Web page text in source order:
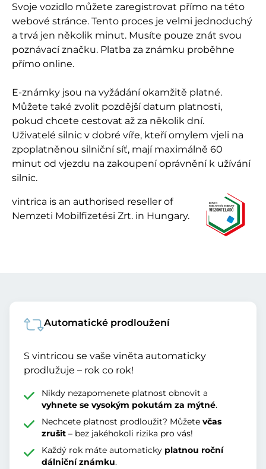
Svoje vozidlo můžete zaregistrovat přímo na této
webové stránce. Tento proces je velmi jednoduchý
a trvá jen několik minut. Musíte pouze znát svou
poznávací značku. Platba za známku proběhne
přímo online.
E-známky jsou na vyžádání okamžitě platné.
Můžete také zvolit pozdější datum platnosti,
pokud chcete cestovat až za několik dní.
Uživatelé silnic v dobré víře, kteří omylem vjeli na
zpoplatněnou silniční síť, mají maximálně 60
minut od vjezdu na zakoupení oprávnění k užívání
silnic.
vintrica is an authorised reseller of
Nemzeti Mobilfizetési Zrt. in Hungary.
Automatické prodloužení
S vintricou se vaše viněta automaticky
prodlužuje – rok co rok!
Nikdy nezapomenete platnost obnovit a
vyhnete se vysokým pokutám za mýtné.
Nechcete platnost prodloužit? Můžetevčas
zrušit – bez jakéhokoli rizika pro vás!
Každý rok máte automaticky platnou roční
dálniční známku.